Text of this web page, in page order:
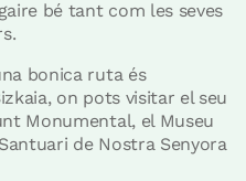
bé tant com les seves
bonica ruta és
on pots visitar el seu
Monumental, el Museu
de Nostra Senyora